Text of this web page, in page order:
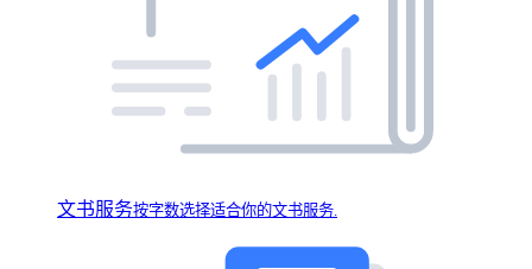
文书服务按字数选择适合你的文书服务.